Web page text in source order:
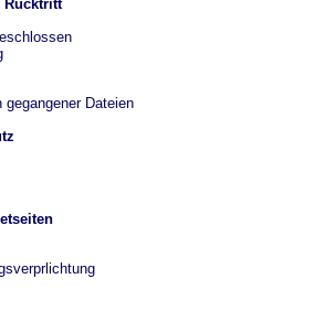
Rücktritt
Dateien